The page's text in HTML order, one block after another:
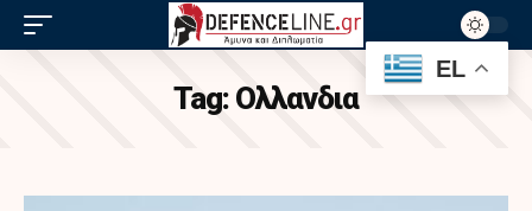
Tag: Oλλανδια
EL